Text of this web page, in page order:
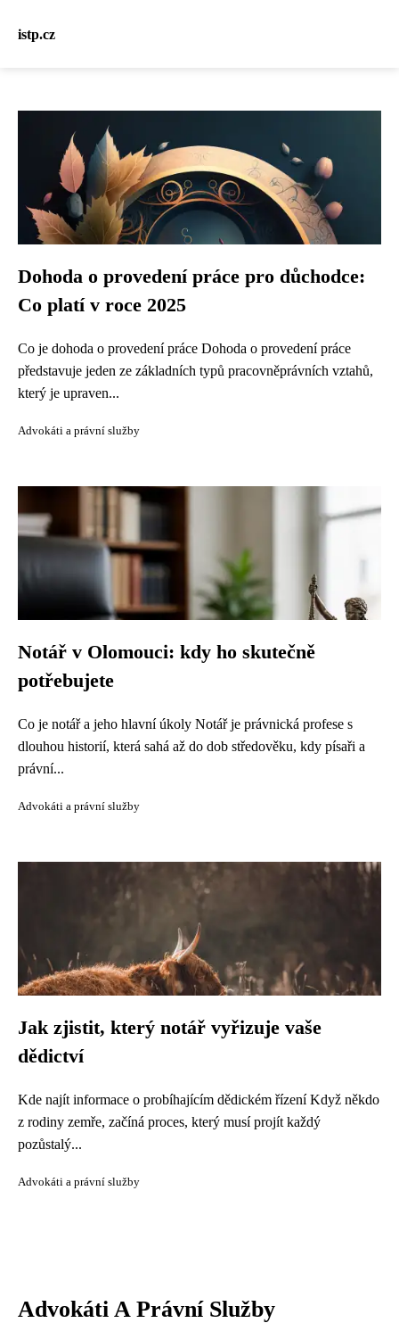
istp.cz
Dohoda o provedení práce pro důchodce:
Co platí v roce 2025
Co je dohoda o provedení práce Dohoda o provedení práce
představuje jeden ze základních typů pracovněprávních vztahů,
který je upraven...
Advokáti a právní služby
Notář v Olomouci: kdy ho skutečně
potřebujete
Co je notář a jeho hlavní úkoly Notář je právnická profese s
dlouhou historií, která sahá až do dob středověku, kdy písaři a
právní...
Advokáti a právní služby
Jak zjistit, který notář vyřizuje vaše
dědictví
Kde najít informace o probíhajícím dědickém řízení Když někdo
z rodiny zemře, začíná proces, který musí projít každý
pozůstalý...
Advokáti a právní služby
Advokáti A Právní Služby